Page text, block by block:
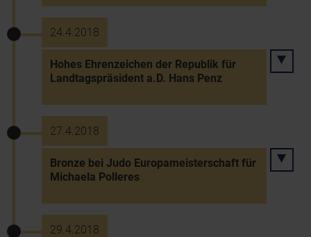
24.4.2018
Hohes Ehrenzeichen der Republik für
Landtagspräsident a.D. Hans Penz
27.4.2018
Bronze bei Judo Europameisterschaft für
Michaela Polleres
29.4.2018